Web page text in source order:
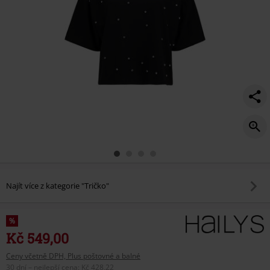
Najít více z kategorie "Tričko"
%
Kč 549,00
Ceny včetně DPH, Plus poštovné a balné
30 dní – nejlepší cena
Kč 428,22